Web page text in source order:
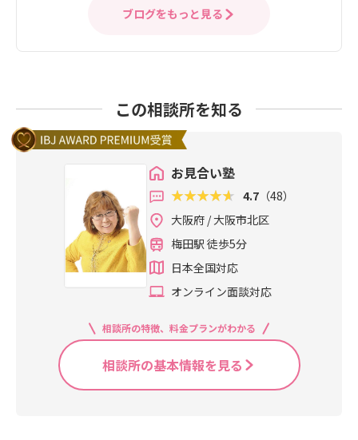
ブログをもっと見る
この相談所を知る
お見合い塾
4.7 （48）
大阪府 / 大阪市北区
梅田駅 徒歩5分
日本全国対応
オンライン面談対応
相談所の特徴、料金プランがわかる
相談所の基本情報を見る